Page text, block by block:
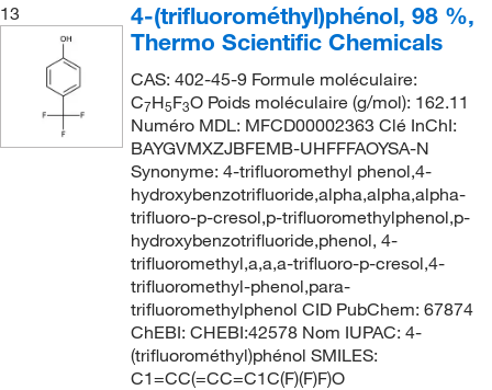
13
4-(trifluorométhyl)phénol, 98 %,
Thermo Scientific Chemicals
CAS: 402-45-9 Formule moléculaire:
C7H5F3O Poids moléculaire (g/mol): 162.11
Numéro MDL: MFCD00002363 Clé InChI:
BAYGVMXZJBFEMB-UHFFFAOYSA-N
Synonyme: 4-trifluoromethyl phenol,4-
hydroxybenzotrifluoride,alpha,alpha,alpha-
trifluoro-p-cresol,p-trifluoromethylphenol,p-
hydroxybenzotrifluoride,phenol, 4-
trifluoromethyl,a,a,a-trifluoro-p-cresol,4-
trifluoromethyl-phenol,para-
trifluoromethylphenol CID PubChem: 67874
ChEBI: CHEBI:42578 Nom IUPAC: 4-
(trifluorométhyl)phénol SMILES:
C1=CC(=CC=C1C(F)(F)F)O